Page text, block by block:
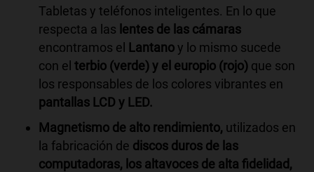
Tabletas y teléfonos inteligentes. En lo que
respecta a las lentes de las cámaras
encontramos el
Lantanoy lo mismo sucede
con el terbio (verde) y el europio (rojo) que son
los responsables de los colores vibrantes en
pantallas LCD y LED.
Magnetismo de alto rendimiento, utilizados en
la fabricación de discos duros de las
computadoras, los altavoces de alta fidelidad,